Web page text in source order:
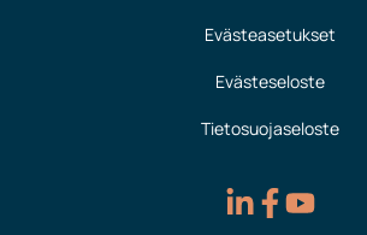
Evästeasetukset
Evästeseloste
Tietosuojaseloste